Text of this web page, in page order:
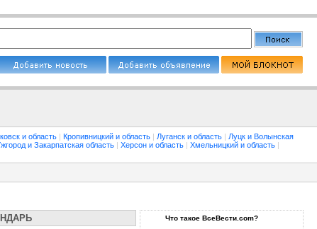
и область | Кропивницкий и область | Луганск и область | Луцк и Волынская
и Закарпатская область | Херсон и область | Хмельницкий и область |
Что такое ВсеВести.com?